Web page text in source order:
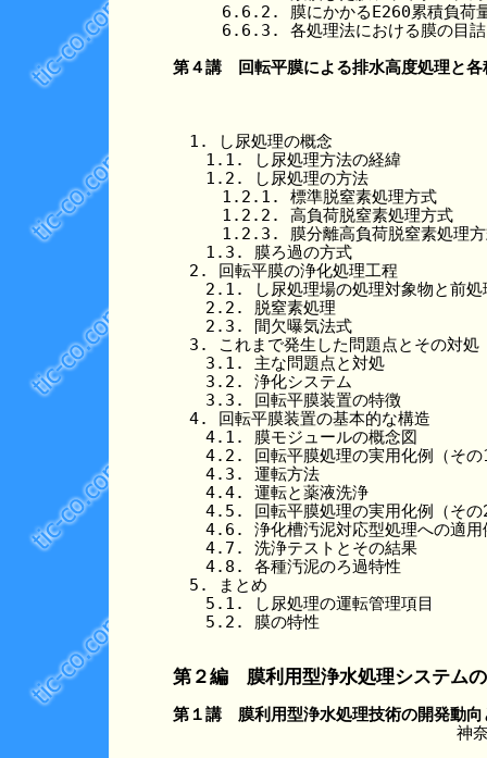
6.6.2. 膜にかかるE260累積負荷量
6.6.3. 各処理法における膜の目詰
第４講　回転平膜による排水高度処理と
1. し尿処理の概念
1.1. し尿処理方法の経緯
1.2. し尿処理の方法
1.2.1. 標準脱窒素処理方式
1.2.2. 高負荷脱窒素処理方式
1.2.3. 膜分離高負荷脱窒素処理方
1.3. 膜ろ過の方式
2. 回転平膜の浄化処理工程
2.1. し尿処理場の処理対象物と前処
2.2. 脱窒素処理
2.3. 間欠曝気法式
3. これまで発生した問題点とその対処
3.1. 主な問題点と対処
3.2. 浄化システム
3.3. 回転平膜装置の特徴
4. 回転平膜装置の基本的な構造
4.1. 膜モジュールの概念図
4.2. 回転平膜処理の実用化例（その
4.3. 運転方法
4.4. 運転と薬液洗浄
4.5. 回転平膜処理の実用化例（その
4.6. 浄化槽汚泥対応型処理への適用
4.7. 洗浄テストとその結果
4.8. 各種汚泥のろ過特性
5. まとめ
5.1. し尿処理の運転管理項目
5.2. 膜の特性
第２編　膜利用型浄水処理システム
第１講　膜利用型浄水処理技術の開発動
神